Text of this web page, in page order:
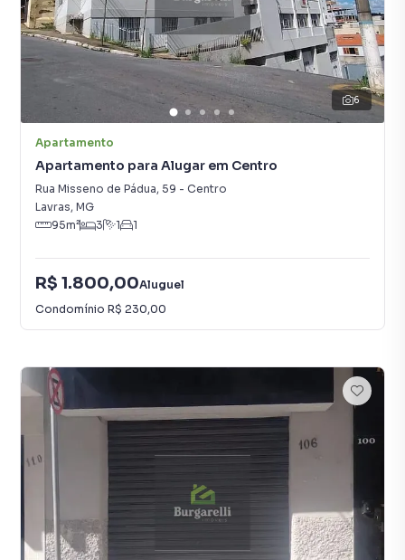
6
Apartamento
Apartamento para Alugar em Centro
Rua Misseno de Pádua, 59 - Centro
Lavras, MG
95m² 3 1 1
R$ 1.800,00Aluguel
Condomínio R$ 230,00